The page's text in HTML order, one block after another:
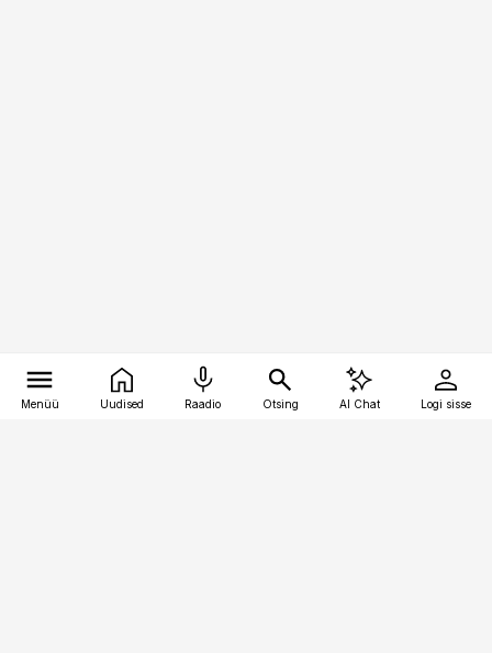
Menüü Uudised Raadio Otsing AI Chat Logi sisse